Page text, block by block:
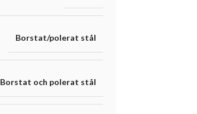
Borstat/polerat stål
Borstat och polerat stål